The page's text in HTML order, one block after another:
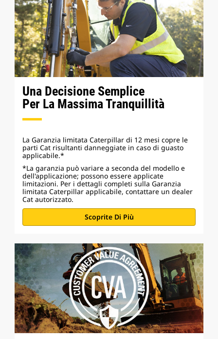
Una Decisione Semplice
Per La Massima Tranquillità
La Garanzia limitata Caterpillar di 12 mesi copre le
parti Cat risultanti danneggiate in caso di guasto
applicabile.*
*La garanzia può variare a seconda del modello e
dell'applicazione; possono essere applicate
limitazioni. Per i dettagli completi sulla Garanzia
limitata Caterpillar applicabile, contattare un dealer
Cat autorizzato.
Scoprite Di Più